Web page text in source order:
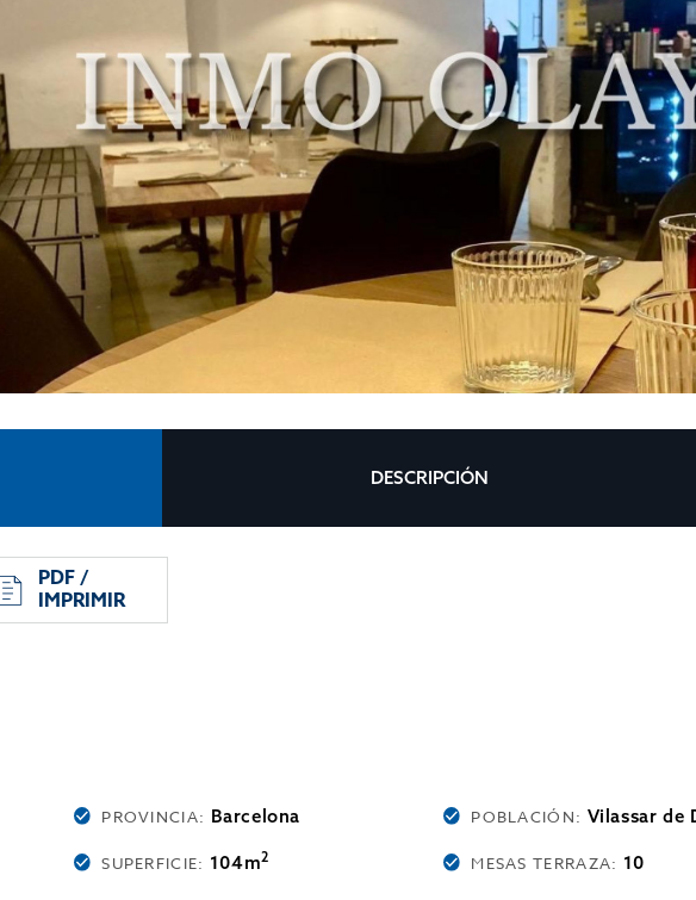
DESCRIPCIÓN
PDF /
IMPRIMIR
PROVINCIA: Barcelona POBLACIÓN: Vilassar de
SUPERFICIE: 104m2 MESAS TERRAZA: 10